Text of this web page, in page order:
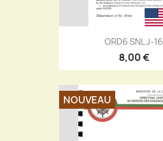
ORD6 SNL J-16
8,00 €
NOUVEAU